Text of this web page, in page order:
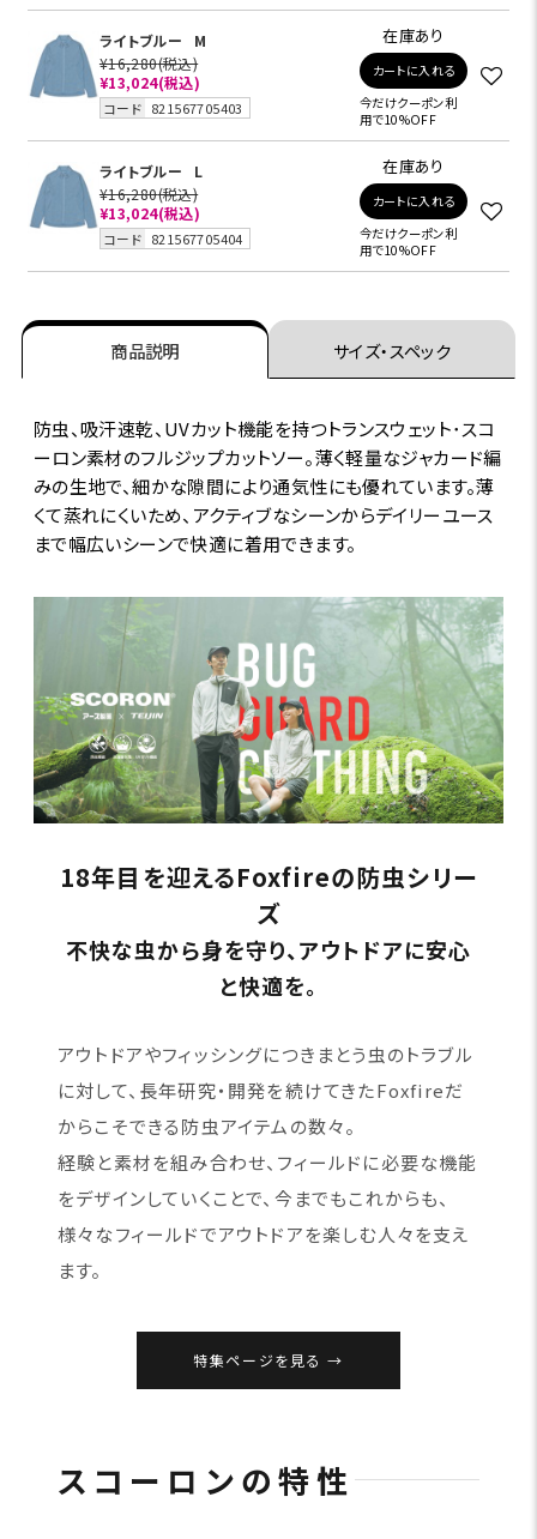
ライトブルー
M
¥16,280(税込)
¥13,024(税込)
コード 821567705403
在庫あり
カートに入れる
今だけクーポン利
用で10%OFF
ライトブルー
L
¥16,280(税込)
¥13,024(税込)
コード 821567705404
在庫あり
カートに入れる
今だけクーポン利
用で10%OFF
商品説明 サイズ・スペック
防虫、吸汗速乾、UVカット機能を持つトランスウェット･スコ
ーロン素材のフルジップカットソー。薄く軽量なジャカード編
みの生地で、細かな隙間により通気性にも優れています。薄
くて蒸れにくいため、アクティブなシーンからデイリーユース
まで幅広いシーンで快適に着用できます。
18年目を迎えるFoxfireの防虫シリー
ズ
不快な虫から身を守り、アウトドアに安心
と快適を。
アウトドアやフィッシングにつきまとう虫のトラブル
に対して、長年研究・開発を続けてきたFoxfireだ
からこそできる防虫アイテムの数々。
経験と素材を組み合わせ、フィールドに必要な機能
をデザインしていくことで、今までもこれからも、
様々なフィールドでアウトドアを楽しむ人々を支え
ます。
特集ページを見る
スコーロンの特性